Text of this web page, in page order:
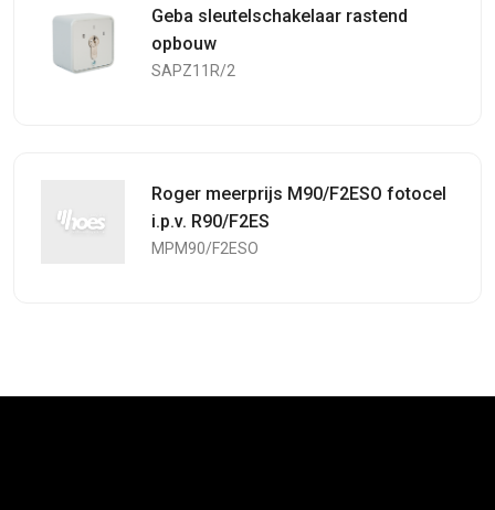
Geba sleutelschakelaar rastend
opbouw
SAPZ11R/2
Roger meerprijs M90/F2ESO fotocel
i.p.v. R90/F2ES
MPM90/F2ESO